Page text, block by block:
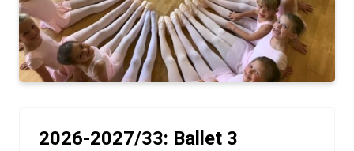
2026-2027/33: Ballet 3